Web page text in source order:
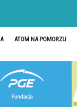
ATOM NA POMORZU